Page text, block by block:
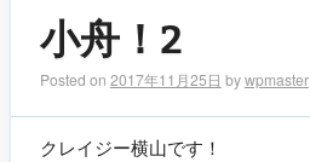
小舟！2
Posted on 2017年11月25日 bywpmaster
クレイジー横山です！